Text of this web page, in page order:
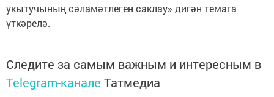
укытучының сәламәтлеген саклау» дигән темага
үткәрелә.
Следите за самым важным и интересным в
Telegram-канале Татмедиа